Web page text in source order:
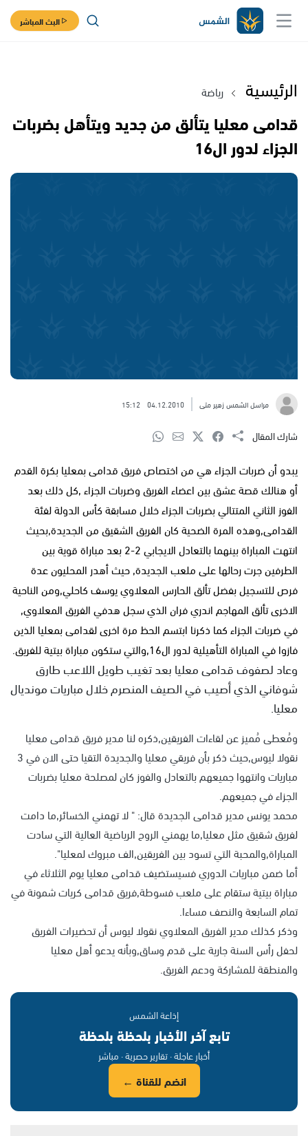
البث المباشر
الرئيسية رياضة
قدامى معليا يتألق من جديد ويتأهل بضربات
الجزاء لدور ال16
مراسل الشمس زهير متى 04.12.2010
15:12
شارك المقال
يبدو أن ضربات الجزاء هي من اختصاص فريق قدامى بمعليا بكرة القدم
أو هنالك قصة عشق بين اعضاء الفريق وضربات الجزاء ,كل ذلك بعد
الفوز الثاني المتتالي بضربات الجزاء خلال مسابقة كأس الدولة لفئة
القدامى,وهذه المرة الضحية كان الفريق الشقيق من الجديدة,بحيث
انتهت المباراة بينهما بالتعادل الايجابي 2-2 بعد مباراة قوية بين
الطرفين جرت رحالها على ملعب الجديدة, حيث أهدر المحليون عدة
فرص للتسجيل بفضل تألق الحارس المعلاوي يوسف كاحلي,ومن الناحية
الاخرى تألق المهاجم اندري فران الذي سجل هدفي الفريق المعلاوي,
في ضربات الجزاء كما ذكرنا ابتسم الحظ مرة اخرى لقدامى بمعليا الذين
فازوا في المباراة التأهيلية لدور ال16,والتي ستكون مباراة بيتية للفريق.
وعاد لصفوف قدامى معليا بعد تغيب طويل اللاعب طارق
شوفاني الذي أصيب في الصيف المنصرم خلال مباريات مونديال
معليا.
ومُعطى مُميز عن لقاءات الفريقين,ذكره لنا مدير فريق قدامى معليا
نقولا ليوس,حيث ذكر بأن فريقي معليا والجديدة التقيا حتى الان في 3
مباريات وانتهوا جميعهم بالتعادل والفوز كان لمصلحة معليا بضربات
الجزاء في جميعهم.
محمد يونس مدير قدامى الجديدة قال: " لا تهمني الخسائر,ما دامت
لفريق شقيق مثل معليا,ما يهمني الروح الرياضية العالية التي سادت
المباراة,والمحبة التي تسود بين الفريقين,الف مبروك لمعليا".
أما ضمن مباريات الدوري فسيستضيف قدامى معليا يوم الثلاثاء في
مباراة بيتية ستقام على ملعب فسوطة,فريق قدامى كريات شمونة في
تمام السابعة والنصف مساءا.
وذكر كذلك مدير الفريق المعلاوي نقولا ليوس أن تحضيرات الفريق
لحفل رأس السنة جارية على قدم وساق,وبأنه يدعو أهل معليا
والمنطقة للمشاركة ودعم الفريق.
إذاعة الشمس
تابع آخر الأخبار بلحظة بلحظة
أخبار عاجلة · تقارير حصرية · مباشر
انضم للقناة ←